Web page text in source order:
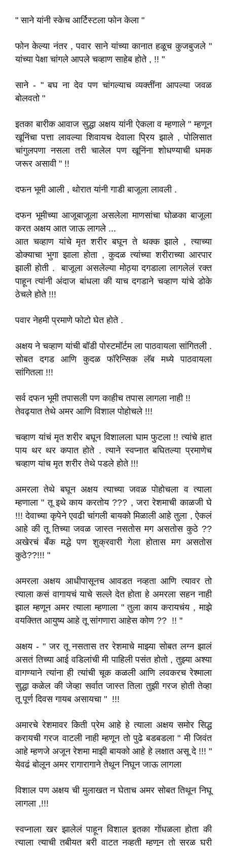
" साने यांनी स्केच आर्टिस्टला फोन केला "
फोन केल्या नंतर , पवार साने यांच्या कानात हळूच कुजबुजले "
यांच्या पेक्षा चांगले आपले चव्हाण साहेब होते , !! "
साने - " बघ ना देव पण चांगल्याच व्यक्तींना आपल्या जवळ
बोलवतो "
इतका बारीक आवाज सुद्धा अक्षय यांनी ऐकला व म्हणाले " म्हणून
खूनिंचा पत्ता लावल्या शिवायच देवाला प्रिय झाले , पोलिसात
चांगुलपणा नसला तरी चालेल पण खूनिंना शोधण्याची धमक
जरूर असावी " !!
दफन भूमी आली , थोरात यांनी गाडी बाजूला लावली .
दफन भूमीच्या आजूबाजूला असलेला माणसांचा घोळका बाजूला
करत अक्षय आत जाऊ लागले ...
आत चव्हाण यांचे मृत शरीर बघून ते थक्क झाले , त्याच्या
डोक्याचा भुगा झाला होता , कुदळ त्यांच्या शरीराच्या आरपार
झाली होती . बाजूला असलेल्या मोठ्या दगडाला लागलेलं रक्त
पाहून त्यांनी अंदाज बांधला की याच दगडाने चव्हाण यांचे डोके
ठेचले होते !!!
पवार नेहमी प्रमाणे फोटो घेत होते .
अक्षय ने चव्हाण यांची बॉडी पोस्टमॉर्टम ला पाठवायला सांगितली .
सोबत दगड आणि कुदळ फॉरेन्सिक लॅब मध्ये पाठवायला
सांगितला !!!
सर्व दफन भूमी तपासली पण काहीच तपास लागला नाही !!
तेवढ्यात तेथे अमर आणि विशाल पोहोचले !!!
चव्हाण यांचं मृत शरीर बघून विशालला घाम फुटला !! त्यांचे हात
पाय थर थर कपात होते . त्याने स्वप्नात बघितल्या प्रमाणेच
चव्हाण यांच मृत शरीर तेथे पडले होते !!!
अमरला तेथे बघून अक्षय त्याच्या जवळ पोहोचला व त्याला
म्हणाला " तू इथे काय करतोय ??? , जरा रेशमाची काळजी घे
!!! देवाच्या कृपेने एवढी चांगली बायको मिळाली आहे तुला , ऐकलं
आहे की तू तिच्या जवळ जास्त नसतोस मग असतोस कुठे ??
अखेरचं बँक मद्धे पण शुक्रवारी गेला होतास मग असतोस
कुठे??!!! "
अमरला अक्षय आधीपासूनच आवडत नव्हता आणि त्यावर तो
त्याला कसं वागायचं याचे सल्ले देत होता हे अमरला सहन नाही
झाल म्हणून अमर त्याला म्हणाला " तुला काय करायचंय , माझे
वयक्तित आयुष्य आहे तू सांगणारा आहेस कोण ?? !! "
अक्षय - " जर तू नसतास तर रेशमाचे माझ्या सोबत लग्न झालं
असतं तिच्या आई वडिलांची मी पाहिली पसंत होतो , तुझ्या अश्या
वागण्याने त्यांना ही त्यांची चूक कळली आणि लवकरच रेश्माला
सुद्धा कळेल की जेव्हा सर्वात जास्त तिला तुझी गरज होती तेव्हा
तू पूर्ण दिवस गायब असायचा " !!!
अमारचे रेशमावर किती प्रेम आहे हे त्याला अक्षय समोर सिद्ध
करायची गरज वाटली नाही म्हणून तो पुढे बडबडला " मी जिवंत
आहे म्हणजे अजून रेशमा माझी बायको आहे हे लक्षात असू दे !!! "
येवढं बोलून अमर रागारागाने तेथून निघून जाऊ लागला
विशाल पण अक्षय ची मुलाखत न घेताच अमर सोबत तिथून निघू
लागला ,!!!
स्वप्नाला खर झालेलं पाहून विशाल इतका गोंधळला होता की
त्याला त्याची तबीयत बरी वाटत नव्हती म्हणून तो सरळ घरी